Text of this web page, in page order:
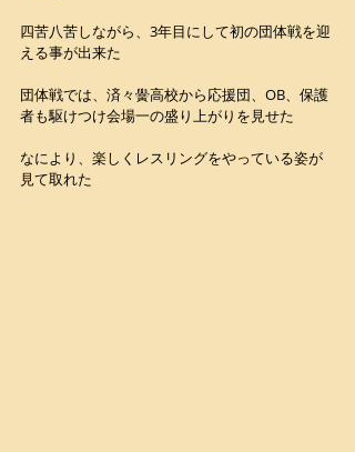
四苦八苦しながら、3年目にして初の団体戦を迎
える事が出来た
団体戦では、済々黌高校から応援団、OB、保護
者も駆けつけ会場一の盛り上がりを見せた
なにより、楽しくレスリングをやっている姿が
見て取れた